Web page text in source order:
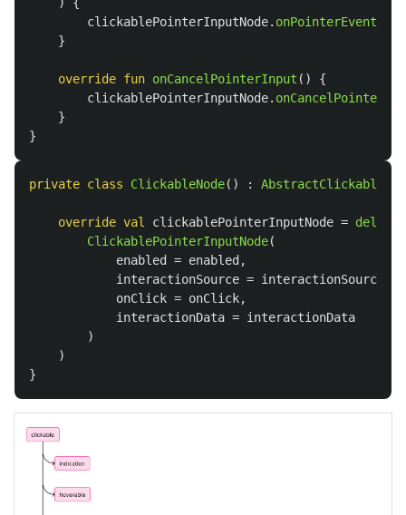
clickablePointerInputNode. onPointerEvent
}
override fun onCancelPointerInput ()
{
clickablePointerInputNode.
}
}
private class ClickableNode() :
override val clickablePointerInputNode =
ClickablePointerInputNode(
enabled
= enabled ,
interactionSource = interactionSource
onClick = onClick,
interactionData = interactionData
)
)
}